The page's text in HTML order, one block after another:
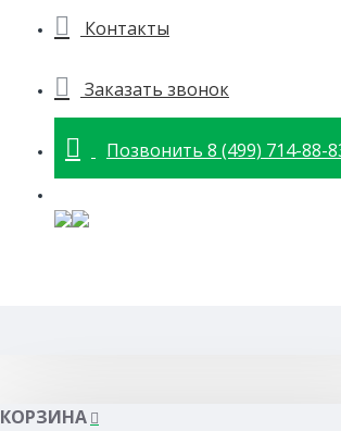
Контакты
Заказать звонок
Позвонить 8 (499) 714-88-
КОРЗИНА